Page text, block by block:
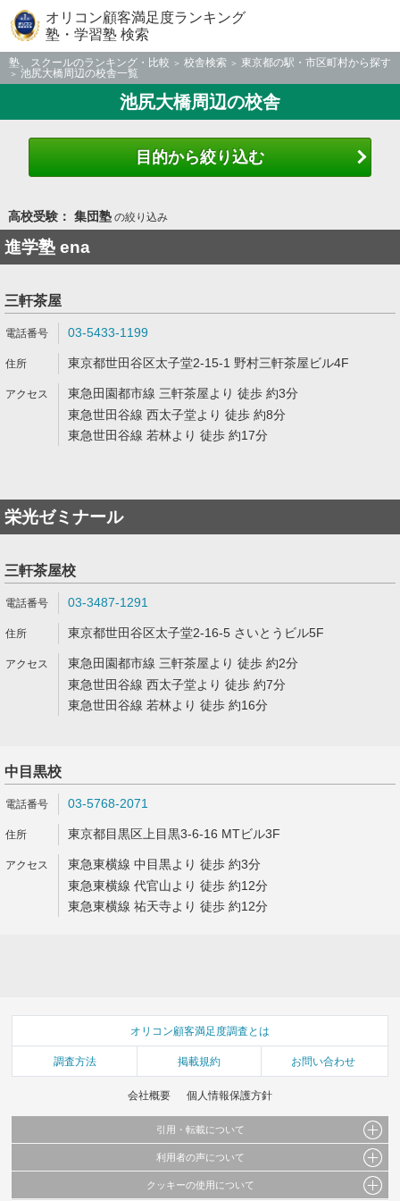
オリコン顧客満足度ランキング
塾・学習塾 検索
塾、スクールのランキング・比較 校舎検索
東京都の駅・市区町村から探す
池尻大橋周辺の校舎一覧
池尻大橋周辺の校舎
目的から絞り込む
高校受験： 集団塾の絞り込み
進学塾 ena
三軒茶屋
03-5433-1199
東京都世田谷区太子堂2-15-1 野村三軒茶屋ビル4F
東急田園都市線 三軒茶屋より 徒歩 約3分
東急世田谷線 西太子堂より 徒歩 約8分
東急世田谷線 若林より 徒歩 約17分
栄光ゼミナール
三軒茶屋校
03-3487-1291
東京都世田谷区太子堂2-16-5 さいとうビル5F
東急田園都市線 三軒茶屋より 徒歩 約2分
東急世田谷線 西太子堂より 徒歩 約7分
東急世田谷線 若林より 徒歩 約16分
中目黒校
03-5768-2071
東京都目黒区上目黒3-6-16 MTビル3F
東急東横線 中目黒より 徒歩 約3分
東急東横線 代官山より 徒歩 約12分
東急東横線 祐天寺より 徒歩 約12分
オリコン顧客満足度調査とは
調査方法 掲載規約 お問い合わせ
会社概要 個人情報保護方針
引用・転載について
当サイトで公開されている情報（文字、写真、イラスト、画像データ等）及びこれらの配
これらの情報を権利者の許可なく無断転載・複製などの二次利用を行うことは固く禁じて
利用者の声について
当サイトに掲載している内容はすべてサービスの利用者が提出された見解・感想です。
クッキーの使用について